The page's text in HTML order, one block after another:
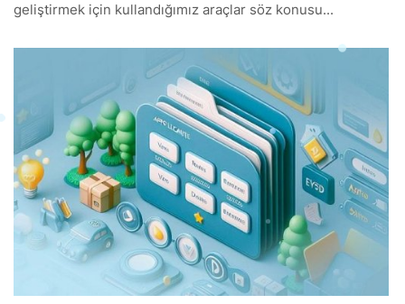
geliştirmek için kullandığımız araçlar söz konusu...